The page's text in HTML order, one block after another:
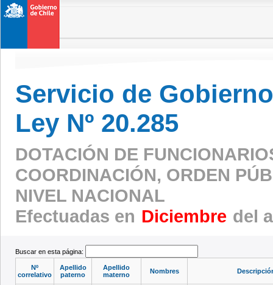
Servicio de
Ley Nº 20.285
DOTACIÓN DE
COORDINACIÓN, ORDEN
NIVEL NACIONAL
Efectuadas en Diciembre del
Buscar en esta página:
Nº
correlativo
Apellido
paterno
Apellido
materno
Nombres